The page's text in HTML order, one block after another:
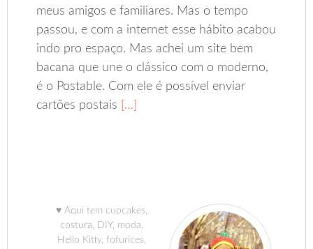
meus amigos e familiares. Mas o tempo
passou, e com a internet esse hábito acabou
indo pro espaço. Mas achei um site bem
bacana que une o clássico com o moderno,
é o Postable. Com ele é possível enviar
cartões postais […]
♥ Aqui tem cupcakes,
costura, DIY, moda,
Hello Kitty, fofurices,